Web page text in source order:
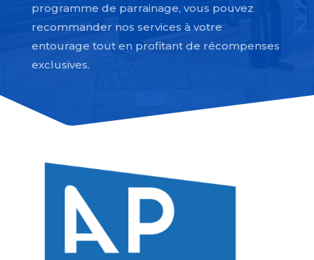
programme de parrainage, vous pouvez
recommander nos services à votre
entourage tout en profitant de récompenses
exclusives.